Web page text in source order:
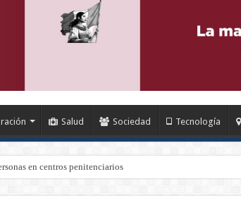
Salud Sociedad Tecnología
en centros penitenciarios